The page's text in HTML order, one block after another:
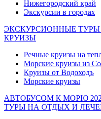
Нижегородский край
Экскурсии в городах
ЭКСКУРСИОННЫЕ ТУРЫ
КРУИЗЫ
Речные круизы на
Морские круизы из
Круизы от Водоходъ
Морские круизы
АВТОБУСОМ К МОРЮ
ТУРЫ НА ОТДЫХ И